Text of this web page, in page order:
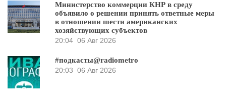
Министерство коммерции КНР в среду
объявило о решении принять ответные меры
в отношении шести американских
хозяйствующих субъектов
20:04 06 Авг 2026
#подкасты@radiometro
20:03 06 Авг 2026